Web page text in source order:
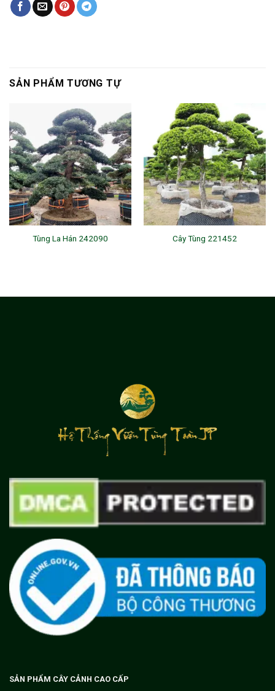
SẢN PHẨM TƯƠNG TỰ
Tùng La Hán 242090 Cây Tùng 221452
SẢN PHẨM CÂY CẢNH CAO CẤP